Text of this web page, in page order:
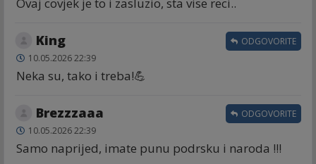
Ovaj covjek je to i zasluzio, sta vise reci..
King
10.05.2026 22:39
Neka su, tako i treba!💪
ODGOVORITE
Brezzzaaa
10.05.2026 22:39
Samo naprijed, imate punu podrsku i naroda !!!
ODGOVORITE